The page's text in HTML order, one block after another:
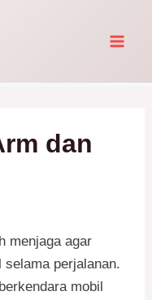
dan
menjaga agar
perjalanan.
mobil